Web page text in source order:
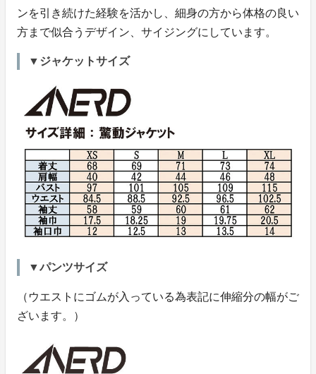
ンを引き続けた経験を活かし、細身の方から体格の良い
方まで似合うデザイン、サイジングにしています。
▼ジャケットサイズ
▼パンツサイズ
（ウエストにゴムが入っている為表記に伸縮分の幅がご
ざいます。）